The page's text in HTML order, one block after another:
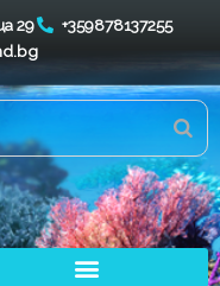
29
+359878137255